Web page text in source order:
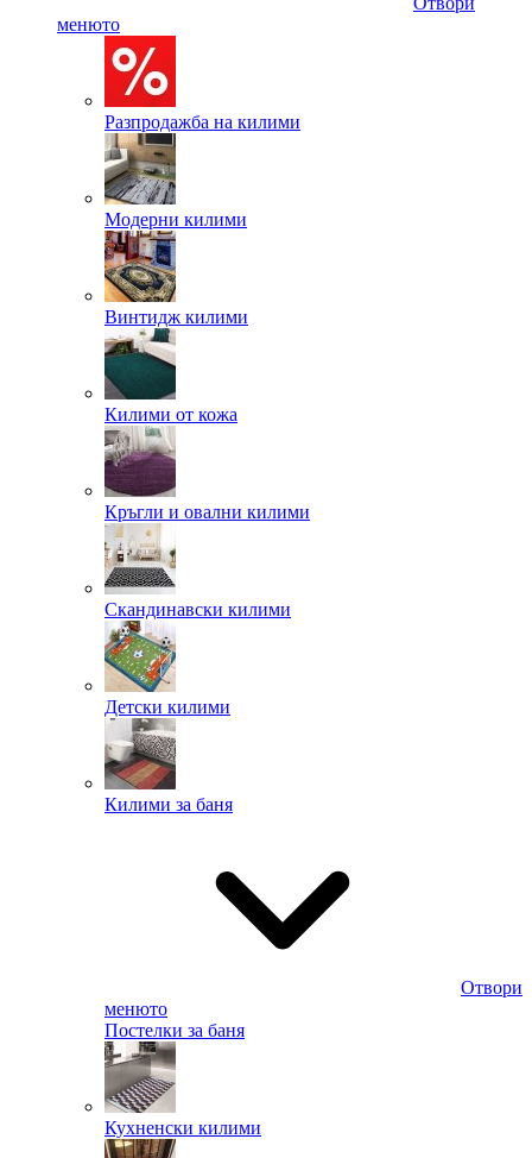
менюто
Разпродажба на килими
Модерни килими
Винтидж килими
Килими от кожа
Кръгли и овални килими
Скандинавски килими
Детски килими
Килими за баня
Отвори
менюто
Постелки за баня
Кухненски килими